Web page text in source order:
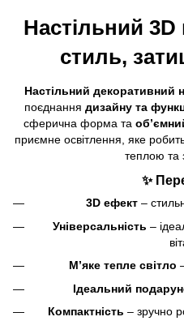
Настільний
стиль,
Настільний декоративний
поєднання дизайну та
сферична форма та
приємне освітлення, яке
теплою та
✨
3D ефект–
Універсальність –
М’яке тепле світло
Ідеальний
Компактність – зручно